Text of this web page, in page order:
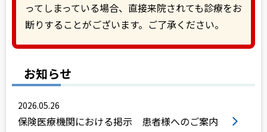
ってしまっている場合、直接来院されても診療をお
断りすることがございます。ご了承ください。
お知らせ
2026.05.26
保険医療機関における掲示 患者様へのご案内